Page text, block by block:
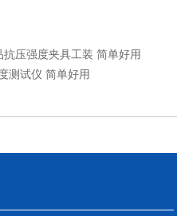
压强度夹具工装 简单好用
测试仪 简单好用